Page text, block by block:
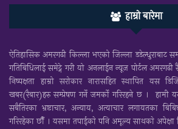
हाम्रो बारेमा
ऐतिहासिक अमरगढी किल्ला भएको जिल्ला डडेल्धुराबाट
गतिबिधिलाई समेट्ने गरी यो अनलाईन न्यूज पोर्टल
निष्पक्षता हाम्रो सरोकार नारासहित स्थापित यस
खबर(रैबार)हरु सम्प्रेषण गर्ने जमर्को गरिरहने छ । हामी
सबैतिरका भ्रष्टाचार, अन्याय, अत्याचार लगायतका
गरिरहेका छौँ । यसमा तपाईकाे पनि अमूल्य साथकाे अपेक्षा